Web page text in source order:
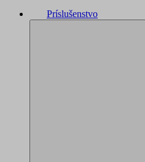
Príslušenstvo